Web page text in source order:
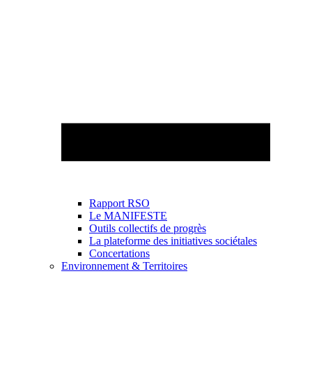
Rapport RSO
Le MANIFESTE
Outils collectifs de progrès
La plateforme des initiatives sociétales
Concertations
Environnement & Territoires